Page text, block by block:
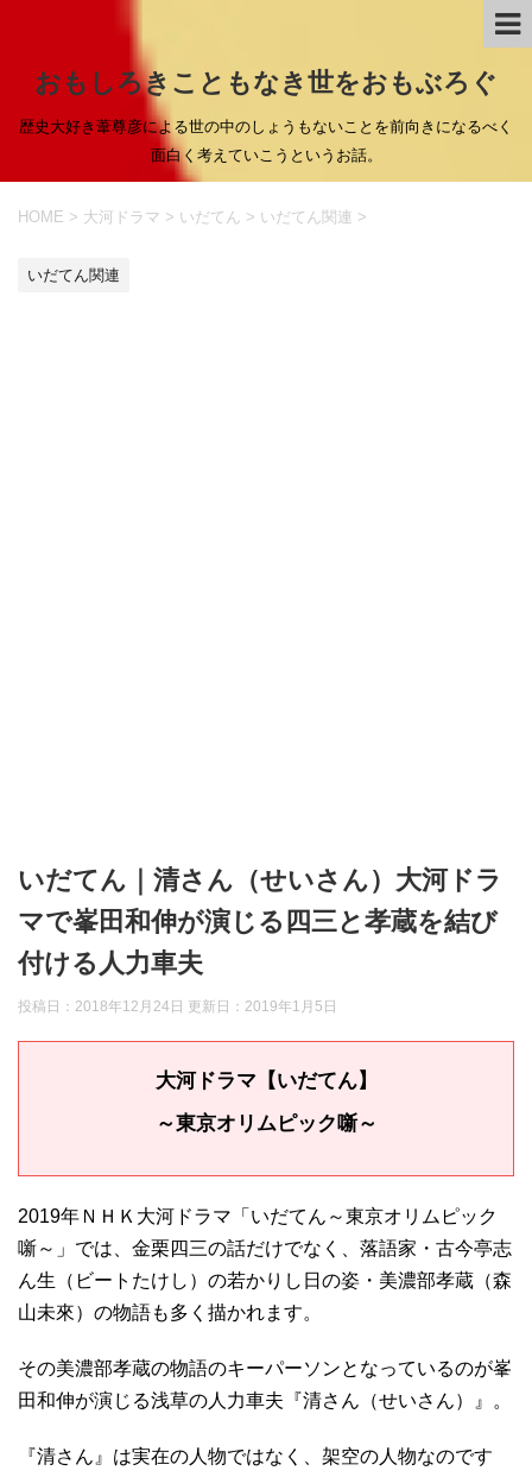
おもしろきこともなき世をおもぶろぐ
歴史大好き葦尊彦による世の中のしょうもないことを前向きになるべく
面白く考えていこうというお話。
HOME > 大河ドラマ > いだてん > いだてん関連 >
いだてん関連
いだてん｜清さん（せいさん）大河ドラ
マで峯田和伸が演じる四三と孝蔵を結び
付ける人力車夫
投稿日：2018年12月24日 更新日： 2019年1月5日
大河ドラマ【いだてん】
～東京オリムピック噺～
2019年ＮＨＫ大河ドラマ「いだてん～東京オリムピック
噺～」では、金栗四三の話だけでなく、落語家・古今亭志
ん生（ビートたけし）の若かりし日の姿・美濃部孝蔵（森
山未來）の物語も多く描かれます。
その美濃部孝蔵の物語のキーパーソンとなっているのが峯
田和伸が演じる浅草の人力車夫『清さん（せいさん）』。
『清さん』は実在の人物ではなく、架空の人物なのです